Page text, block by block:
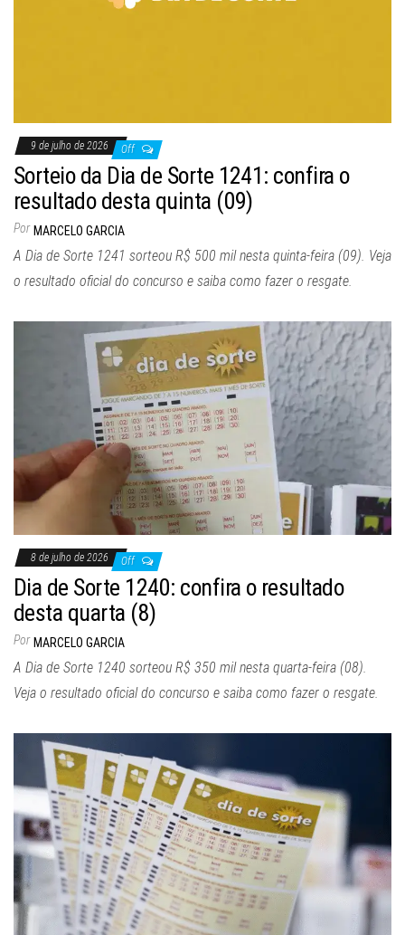
9 de julho de 2026 Off
Sorteio da Dia de Sorte 1241: confira o
resultado desta quinta (09)
Por MARCELO GARCIA
A Dia de Sorte 1241 sorteou R$ 500 mil nesta quinta-feira (09). Veja
o resultado oficial do concurso e saiba como fazer o resgate.
8 de julho de 2026 Off
Dia de Sorte 1240: confira o resultado
desta quarta (8)
Por MARCELO GARCIA
A Dia de Sorte 1240 sorteou R$ 350 mil nesta quarta-feira (08).
Veja o resultado oficial do concurso e saiba como fazer o resgate.